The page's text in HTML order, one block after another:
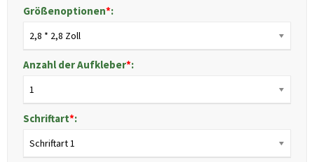
Größenoptionen*:
2,8 * 2,8 Zoll
Anzahl der Aufkleber*:
1
Schriftart*:
Schriftart 1